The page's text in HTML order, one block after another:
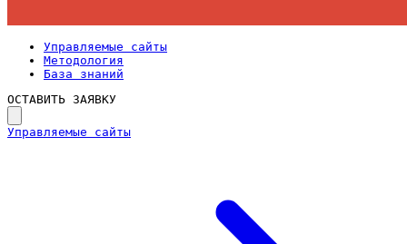
Управляемые сайты
Методология
База знаний
ОСТАВИТЬ ЗАЯВКУ
Управляемые сайты